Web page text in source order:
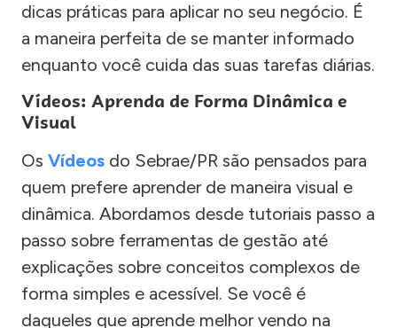
dicas práticas para aplicar no seu negócio. É
a maneira perfeita de se manter informado
enquanto você cuida das suas tarefas diárias.
Vídeos: Aprenda de Forma Dinâmica e
Visual
Os Vídeos do Sebrae/PR são pensados para
quem prefere aprender de maneira visual e
dinâmica. Abordamos desde tutoriais passo a
passo sobre ferramentas de gestão até
explicações sobre conceitos complexos de
forma simples e acessível. Se você é
daqueles que aprende melhor vendo na